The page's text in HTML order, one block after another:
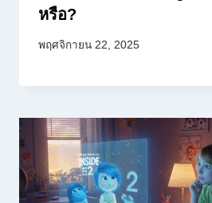
หรือ?
พฤศจิกายน 22, 2025